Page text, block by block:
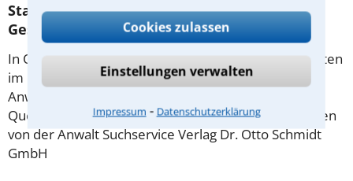
Cookies zulassen
Einstellungen verwalten
Impressum ⁃ Datenschutzerklärung
Statistische Daten zu Anwälten für
Gesellschaftsrecht in Osnabrück
In Osnabrück gibt es 47 Rechtsanwälte, die Mandanten
im Gesellschaftsrecht beraten. Davon sind 7
Anwältinnen und 40 Anwälte.
Quelle: Anwalt- und Notarverzeichnis, herausgegeben
von der Anwalt Suchservice Verlag Dr. Otto Schmidt
GmbH